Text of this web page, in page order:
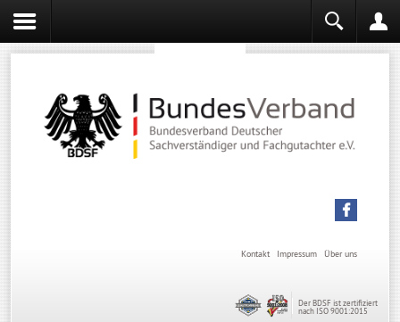
Über uns
Impressum
Kontakt
Der BDSF ist zertifiziert
nach ISO 9001:2015